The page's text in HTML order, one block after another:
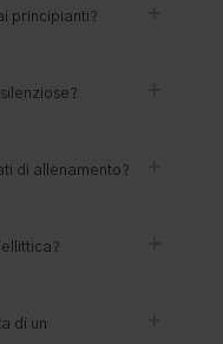
principianti?
di allenamento?
di un